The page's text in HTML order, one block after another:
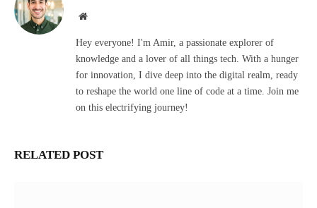
Website
Hey everyone! I'm Amir, a passionate explorer of
knowledge and a lover of all things tech. With a hunger
for innovation, I dive deep into the digital realm, ready
to reshape the world one line of code at a time. Join me
on this electrifying journey!
RELATED POST